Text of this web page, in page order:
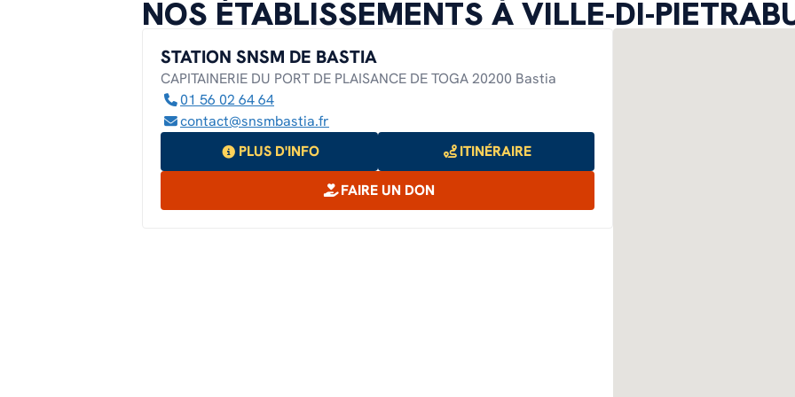
EN SAVOIR PLUS
Notre feuille de route climat et
EN SAVOIR PLUS
EN SAVOIR PLUS
NOS ÉTABLISSEMENTS À VILLE-DI-
STATION SNSM DE BASTIA
CAPITAINERIE DU PORT DE PLAISANCE DE TOGA 20200 Bastia
01 56 02 64 64
contact@snsmbastia.fr
PLUS D'INFO
ITINÉRAIRE
FAIRE UN DON